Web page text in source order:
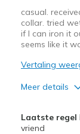
casual.
collar. tried
if I can iron it
seems like it
Vertaling
Meer details
Comfortable
Laatste regel
vriend